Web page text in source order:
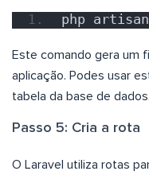
php artisan
Este comando gera um
aplicação. Podes usar
tabela da base de dados.
Passo 5: Cria a rota
O Laravel utiliza rotas